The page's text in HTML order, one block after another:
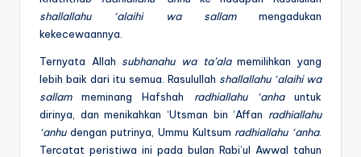
shallallahu ‘alaihi wa sallammengadukan
kekecewaannya.
Ternyata Allah subhanahu wa ta’alamemilihkan yang
lebih baik dari itu semua. Rasulullah shallallahu ‘alaihi wa
sallammeminang Hafshah radhiallahu ‘anhauntuk
dirinya, dan menikahkan ‘Utsman bin ‘Affan radhiallahu
‘anhudengan putrinya, Ummu Kultsum radhiallahu ‘anha.
Tercatat peristiwa ini pada bulan Rabi’ul Awwal tahun